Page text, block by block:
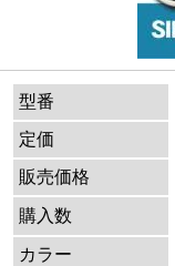
型番
定価
販売価格
購入数
カラー